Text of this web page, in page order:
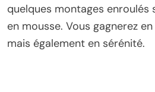
quelques montages
en mousse. Vous gagnerez
mais également en sérénité.